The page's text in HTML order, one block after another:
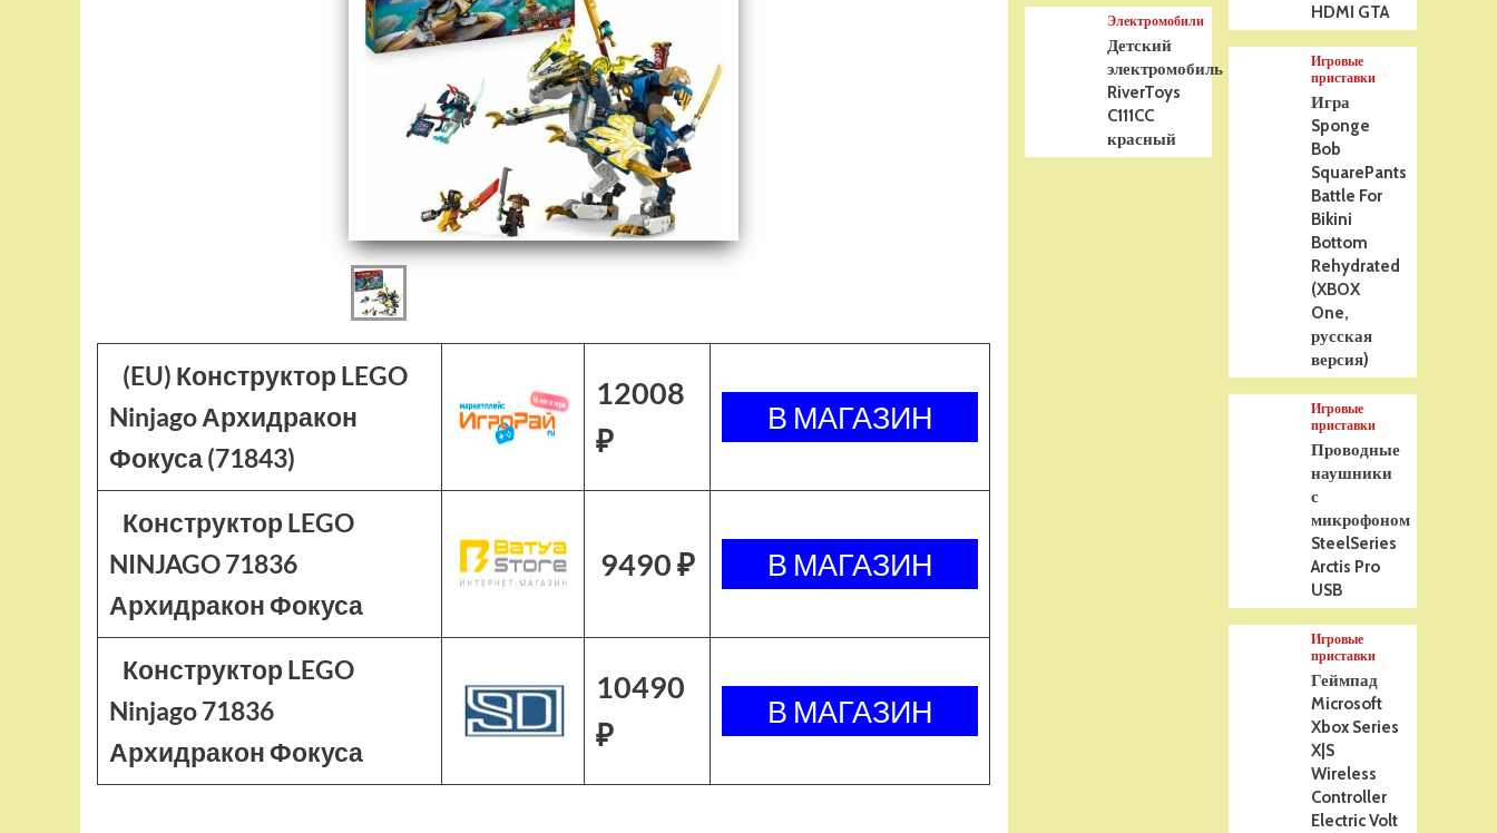
(EU) Конструктор LEGO
Ninjago Архидракон
Фокуса (71843)
12008
₽
Конструктор LEGO
NINJAGO 71836
Архидракон Фокуса
9490 ₽
Конструктор LEGO
Ninjago 71836
Архидракон Фокуса
10490
₽
Электромобили
Детский
электромобиль
RiverToys
C111CC
красный
HDMI GTA
Игровые
приставки
Игра
Sponge
Bob
SquarePants
Battle For
Bikini
Bottom
Rehydrated
(XBOX
One,
русская
версия)
Игровые
приставки
Проводные
наушники
с
микрофоном
SteelSeries
Arctis Pro
USB
Игровые
приставки
Геймпад
Microsoft
Xbox Series
X|S
Wireless
Controller
Electric Volt